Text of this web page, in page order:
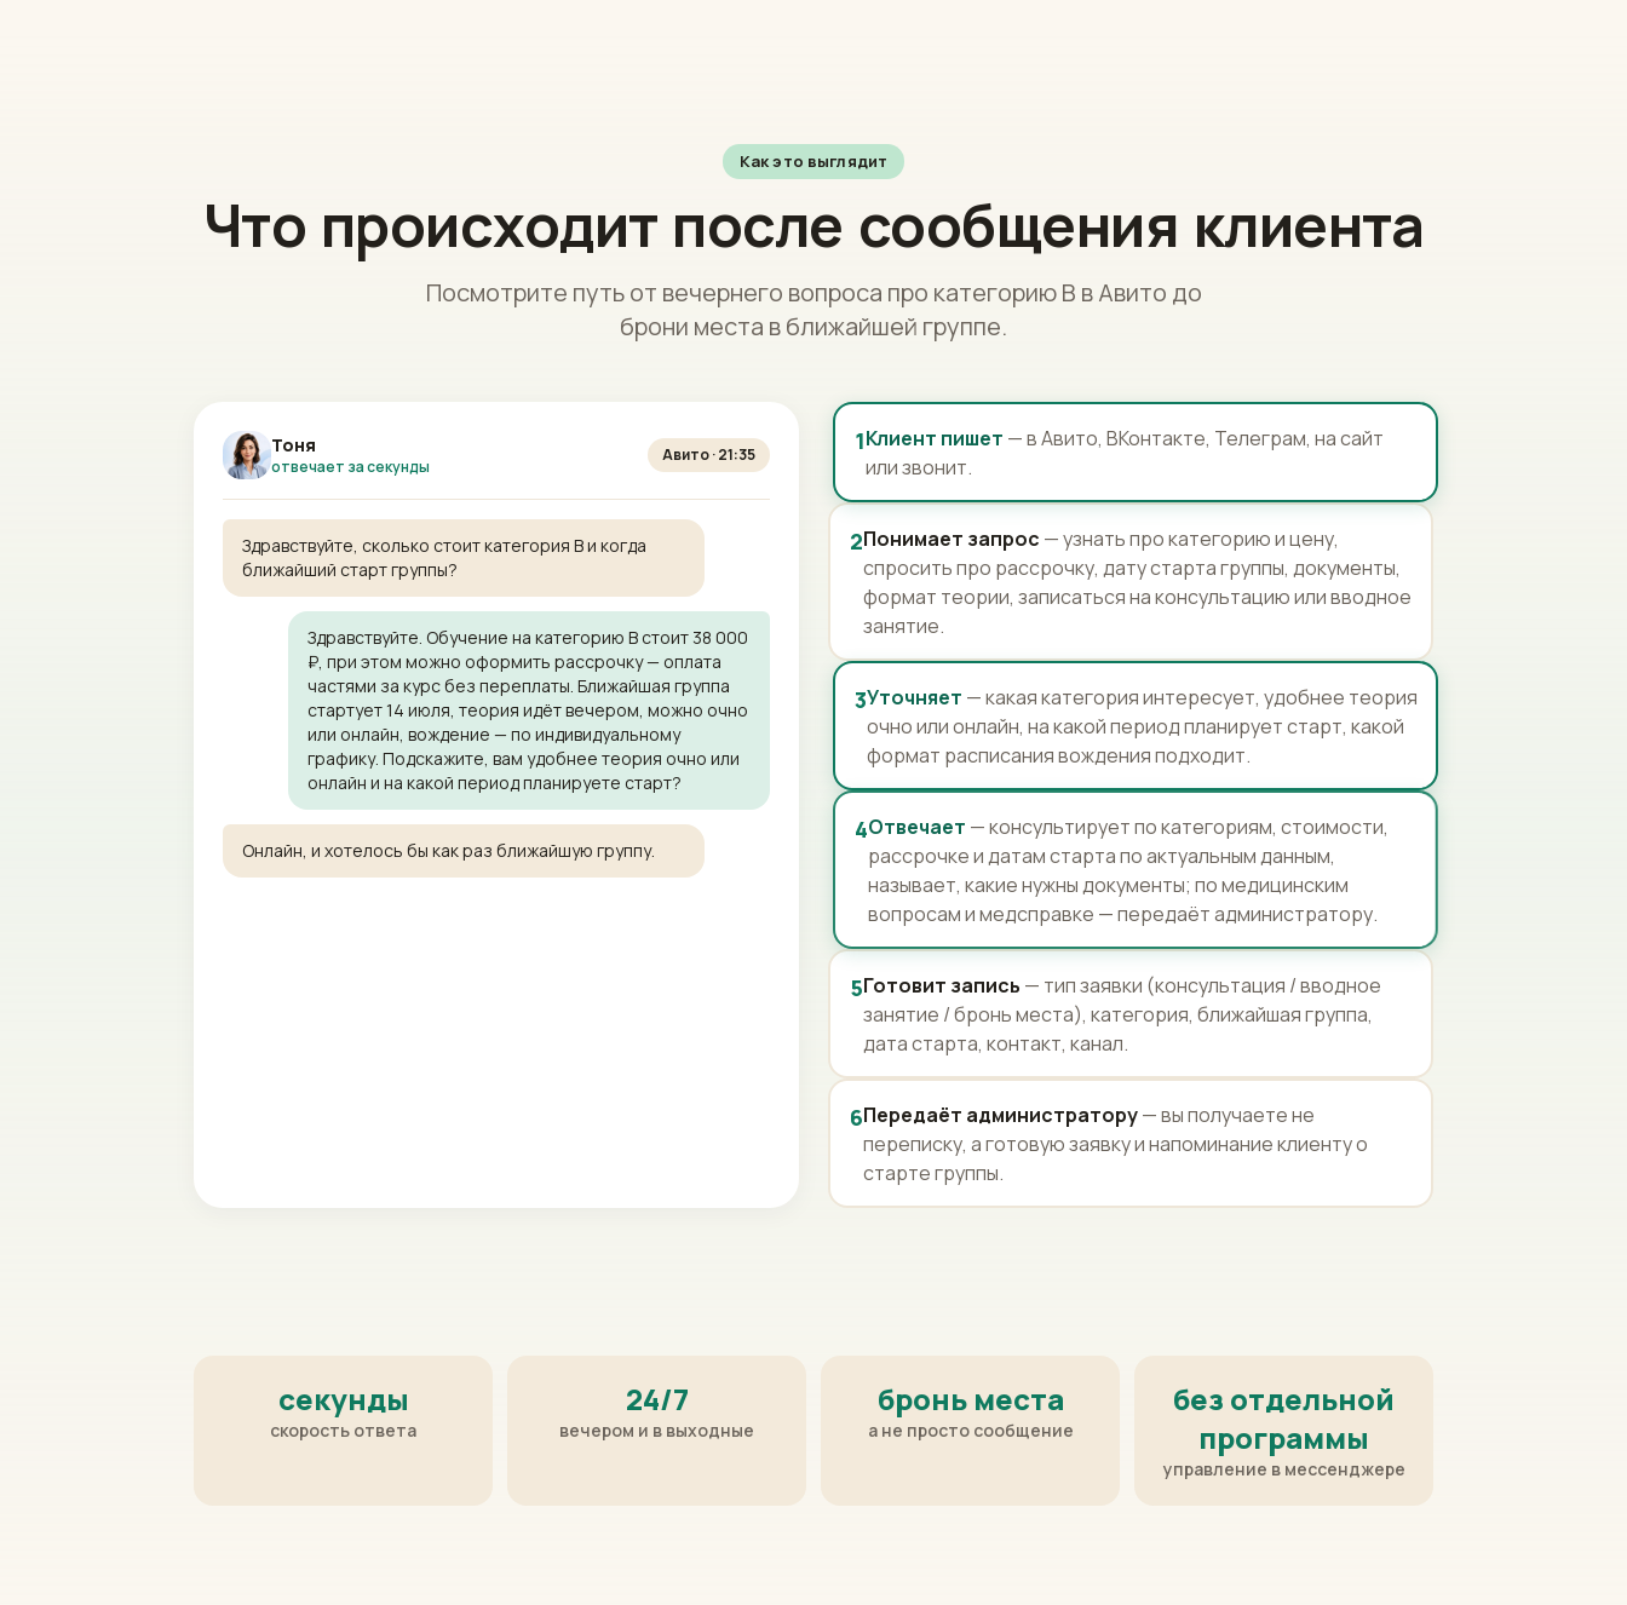
Как это выглядит
Что происходит после сообщения клиента
Посмотрите путь от вечернего вопроса про категорию B в Авито до
брони места в ближайшей группе.
Тоня
отвечает за секунды
Авито · 21:35
Здравствуйте, сколько стоит категория B и когда
ближайший старт группы?
Здравствуйте. Обучение на категорию B стоит 38 000
₽, при этом можно оформить рассрочку — оплата
частями за курс без переплаты. Ближайшая группа
стартует 14 июля, теория идёт вечером, можно очно
или онлайн, вождение — по индивидуальному
графику. Подскажите, вам удобнее теория очно или
онлайн и на какой период планируете старт?
Онлайн, и хотелось бы как раз ближайшую группу.
1Клиент пишет — в Авито, ВКонтакте, Телеграм, на сайт
или звонит.
2Понимает запрос — узнать про категорию и цену,
спросить про рассрочку, дату старта группы, документы,
формат теории, записаться на консультацию или вводное
занятие.
3Уточняет — какая категория интересует, удобнее теория
очно или онлайн, на какой период планирует старт, какой
формат расписания вождения подходит.
4Отвечает — консультирует по категориям, стоимости,
рассрочке и датам старта по актуальным данным,
называет, какие нужны документы; по медицинским
вопросам и медсправке — передаёт администратору.
5Готовит запись — тип заявки (консультация / вводное
занятие / бронь места), категория, ближайшая группа,
дата старта, контакт, канал.
6Передаёт администратору — вы получаете не
переписку, а готовую заявку и напоминание клиенту о
старте группы.
секунды
скорость ответа
24/7
вечером и в выходные
бронь места
а не просто сообщение
без отдельной
программы
управление в мессенджере